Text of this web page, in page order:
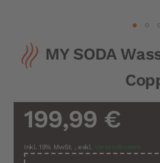
Zum
Anfang
der
MY SODA
199,99 €
Inkl. 19% MwSt. , exkl. Versandkosten